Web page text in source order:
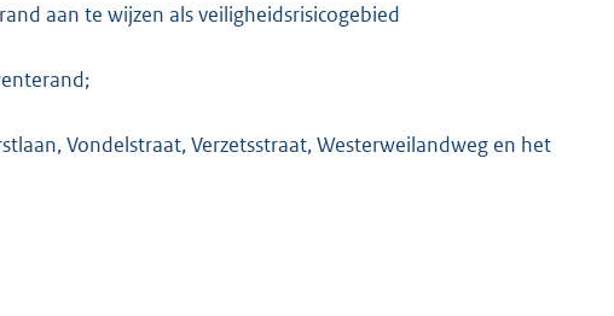
aan te wijzen als veiligheidsrisicogebied
Vondelstraat, Verzetsstraat, Westerweilandweg en het